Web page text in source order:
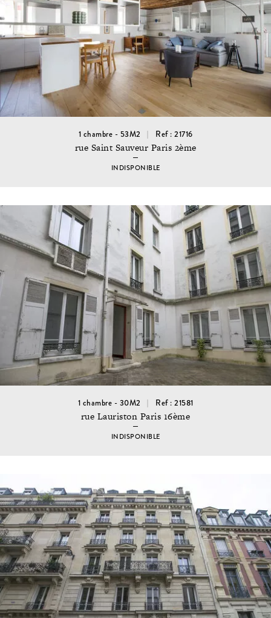
1 chambre - 53M2 Ref : 21716
rue Saint Sauveur Paris 2ème
INDISPONIBLE
1 chambre - 30M2 Ref : 21581
rue Lauriston Paris 16ème
INDISPONIBLE